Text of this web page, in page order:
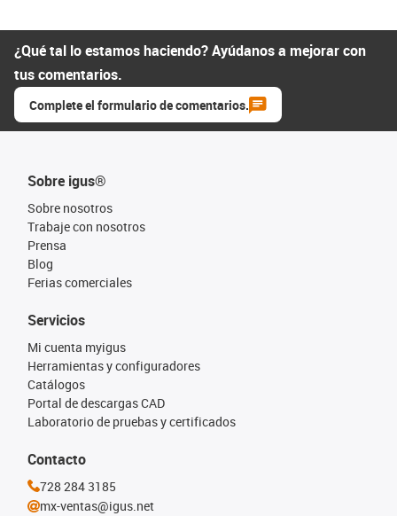
¿Qué tal lo estamos haciendo? Ayúdanos a mejorar con
tus comentarios.
Complete el formulario de comentarios.
Sobre igus®
Sobre nosotros
Trabaje con nosotros
Prensa
Blog
Ferias comerciales
Servicios
Mi cuenta myigus
Herramientas y configuradores
Catálogos
Portal de descargas CAD
Laboratorio de pruebas y certificados
Contacto
728 284 3185
mx-ventas@igus.net